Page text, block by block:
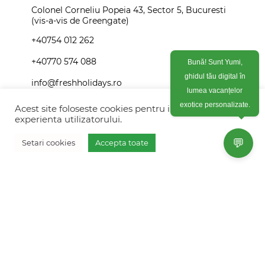
Vreau oferta personalizata
Colonel Corneliu Popeia 43, Sector 5, Bucuresti
(vis-a-vis de Greengate)
+40754 012 262
+40770 574 088
info@freshholidays.ro
Povestile noastre
Contact Fresh Holidays
Acest site foloseste cookies pentru imbunatati
experienta utilizatorului.
Setari cookies Accepta toate 💬
Bună! Sunt Yumi,
ghidul tău digital în
lumea vacanțelor
exotice personalizate.